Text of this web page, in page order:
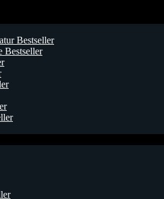
Bestseller
Bestseller